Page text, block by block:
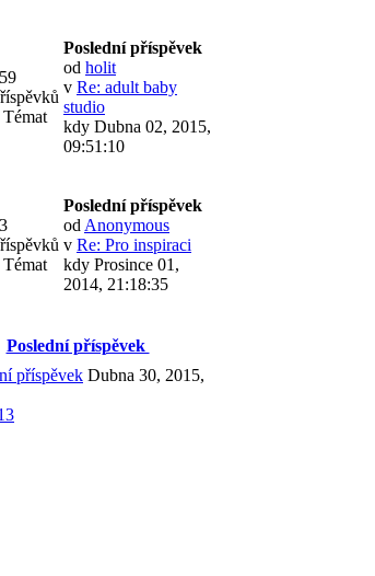
Témat
Poslední příspěvek
od holit
v Re: adult baby
studio
kdy Dubna 02, 2015,
09:51:10
Témat
Poslední příspěvek
od Anonymous
v Re: Pro inspiraci
kdy Prosince 01,
2014, 21:18:35
Poslední příspěvek
Dubna 30, 2015,